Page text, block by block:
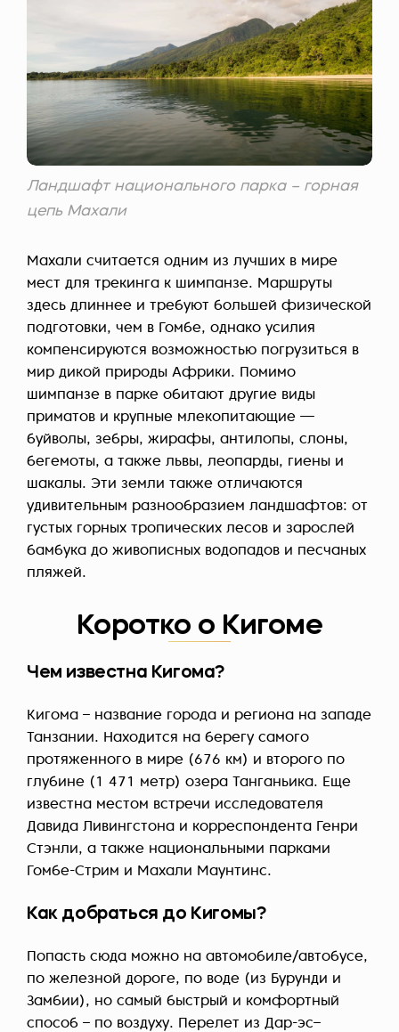
Ландшафт национального парка – горная
цепь Махали
Махали считается одним из лучших в мире
мест для трекинга к шимпанзе. Маршруты
здесь длиннее и требуют большей физической
подготовки, чем в Гомбе, однако усилия
компенсируются возможностью погрузиться в
мир дикой природы Африки. Помимо
шимпанзе в парке обитают другие виды
приматов и крупные млекопитающие —
буйволы, зебры, жирафы, антилопы, слоны,
бегемоты, а также львы, леопарды, гиены и
шакалы. Эти земли также отличаются
удивительным разнообразием ландшафтов: от
густых горных тропических лесов и зарослей
бамбука до живописных водопадов и песчаных
пляжей.
Коротко о Кигоме
Чем известна Кигома?
Кигома – название города и региона на западе
Танзании. Находится на берегу самого
протяженного в мире (676 км) и второго по
глубине (1 471 метр) озера Танганьика. Еще
известна местом встречи исследователя
Давида Ливингстона и корреспондента Генри
Стэнли, а также национальными парками
Гомбе-Стрим и Махали Маунтинс.
Как добраться до Кигомы?
Попасть сюда можно на автомобиле/автобусе,
по железной дороге, по воде (из Бурунди и
Замбии), но самый быстрый и комфортный
способ – по воздуху. Перелет из Дар-эс–